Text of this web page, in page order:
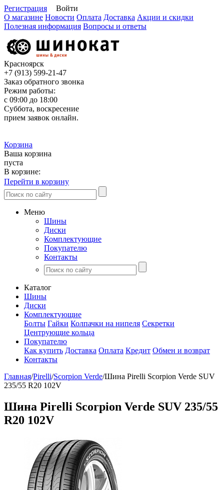
Регистрация
Войти
О магазине Новости Оплата Доставка Акции и скидки
Полезная информация Вопросы и ответы
Красноярск
+7 (913) 599-21-47
Заказ обратного звонка
Режим работы:
с 09:00 до 18:00
Суббота, воскресение
прием заявок онлайн.
Корзина
Ваша корзина
пуста
В корзине:
Перейти в корзину
Меню
Шины
Диски
Комплектующие
Покупателю
Контакты
Каталог
Шины
Диски
Комплектующие
Болты Гайки Колпачки на нипеля Секретки
Центрующие кольца
Покупателю
Как купить Доставка Оплата Кредит Обмен и возврат
Контакты
Главная/Pirelli/Scorpion Verde/Шина Pirelli Scorpion Verde SUV
235/55 R20 102V
Шина Pirelli Scorpion Verde SUV 235/55
R20 102V